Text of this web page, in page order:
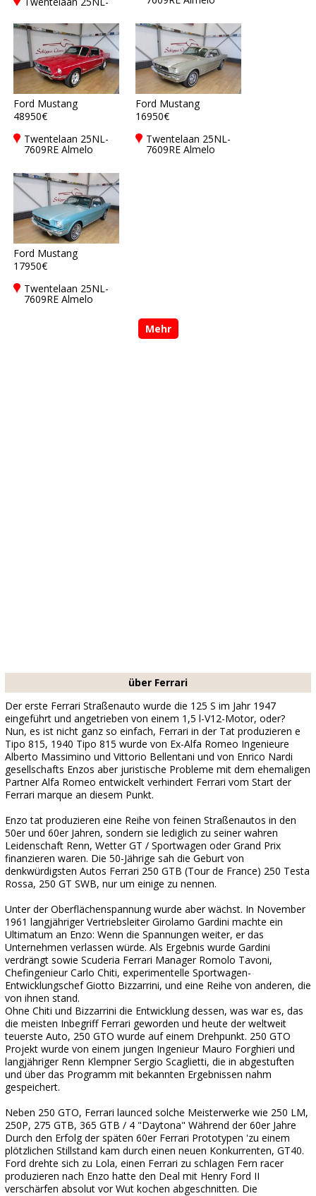
Ford Mustang
48950€
Twentelaan 25NL-
7609RE Almelo
Ford Mustang
16950€
Twentelaan 25NL-
7609RE Almelo
Ford Mustang
17950€
Twentelaan 25NL-
7609RE Almelo
Mehr
über Ferrari
Der erste Ferrari Straßenauto wurde die 125 S im Jahr 1947
eingeführt und angetrieben von einem 1,5 l-V12-Motor, oder?
Nun, es ist nicht ganz so einfach, Ferrari in der Tat produzieren e
Tipo 815, 1940 Tipo 815 wurde von Ex-Alfa Romeo Ingenieure
Alberto Massimino und Vittorio Bellentani und von Enrico Nardi
gesellschafts Enzos aber juristische Probleme mit dem ehemaligen
Partner Alfa Romeo entwickelt verhindert Ferrari vom Start der
Ferrari marque an diesem Punkt.
Enzo tat produzieren eine Reihe von feinen Straßenautos in den
50er und 60er Jahren, sondern sie lediglich zu seiner wahren
Leidenschaft Renn, Wetter GT / Sportwagen oder Grand Prix
finanzieren waren. Die 50-Jährige sah die Geburt von
denkwürdigsten Autos Ferrari 250 GTB (Tour de France) 250 Testa
Rossa, 250 GT SWB, nur um einige zu nennen.
Unter der Oberflächenspannung wurde aber wächst. In November
1961 langjähriger Vertriebsleiter Girolamo Gardini machte ein
Ultimatum an Enzo: Wenn die Spannungen weiter, er das
Unternehmen verlassen würde. Als Ergebnis wurde Gardini
verdrängt sowie Scuderia Ferrari Manager Romolo Tavoni,
Chefingenieur Carlo Chiti, experimentelle Sportwagen-
Entwicklungschef Giotto Bizzarrini, und eine Reihe von anderen, die
von ihnen stand.
Ohne Chiti und Bizzarrini die Entwicklung dessen, was war es, das
die meisten Inbegriff Ferrari geworden und heute der weltweit
teuerste Auto, 250 GTO wurde auf einem Drehpunkt. 250 GTO
Projekt wurde von einem jungen Ingenieur Mauro Forghieri und
langjähriger Renn Klempner Sergio Scaglietti, die in abgestuften
und über das Programm mit bekannten Ergebnissen nahm
gespeichert.
Neben 250 GTO, Ferrari launced solche Meisterwerke wie 250 LM,
250P, 275 GTB, 365 GTB / 4 "Daytona" Während der 60er Jahre
Durch den Erfolg der späten 60er Ferrari Prototypen 'zu einem
plötzlichen Stillstand kam durch einen neuen Konkurrenten, GT40.
Ford drehte sich zu Lola, einen Ferrari zu schlagen Fern racer
produzieren nach Enzo hatte den Deal mit Henry Ford II
verschärfen absolut vor Wut kochen abgeschnitten. Die